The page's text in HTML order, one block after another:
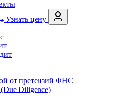
Узнать цену
от претензий ФНС
Diligence)